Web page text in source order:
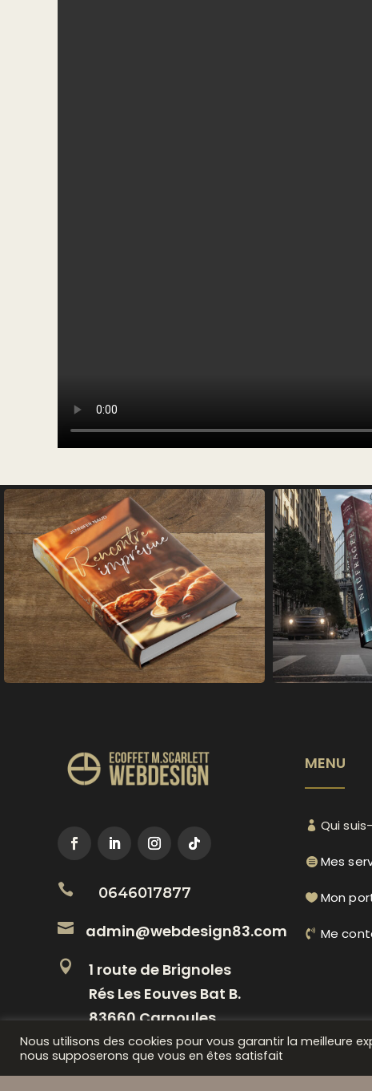
 0646017877
 admin@webdesign83.com

1 route de Brignoles
Rés Les Eouves Bat B.
83660 Carnoules
MENU
Qui
Mes
Mon
Me
COPYRIGHT @ 2026| ECOFFET
Nous utilisons des cookies pour vous garantir la meilleure
nous supposerons que vous en êtes satisfait